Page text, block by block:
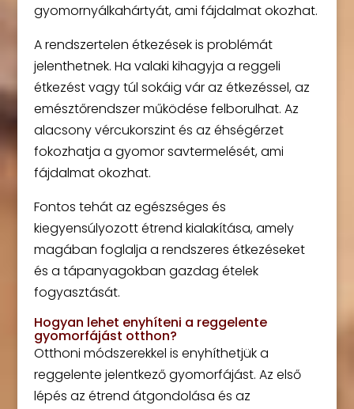
gyomornyálkahártyát, ami fájdalmat okozhat.
A rendszertelen étkezések is problémát
jelenthetnek. Ha valaki kihagyja a reggeli
étkezést vagy túl sokáig vár az étkezéssel, az
emésztőrendszer működése felborulhat. Az
alacsony vércukorszint és az éhségérzet
fokozhatja a gyomor savtermelését, ami
fájdalmat okozhat.
Fontos tehát az egészséges és
kiegyensúlyozott étrend kialakítása, amely
magában foglalja a rendszeres étkezéseket
és a tápanyagokban gazdag ételek
fogyasztását.
Hogyan lehet enyhíteni a reggelente
gyomorfájást otthon?
Otthoni módszerekkel is enyhíthetjük a
reggelente jelentkező gyomorfájást. Az első
lépés az étrend átgondolása és az